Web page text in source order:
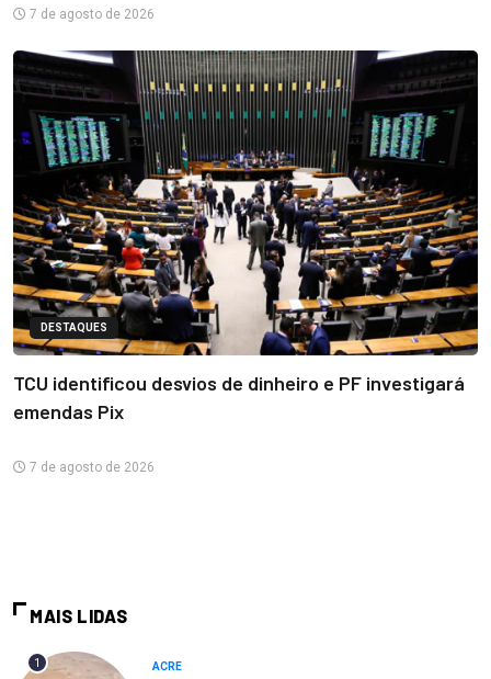
7 de agosto de 2026
DESTAQUES
TCU identificou desvios de dinheiro e PF investigará
emendas Pix
7 de agosto de 2026
MAIS LIDAS
1 ACRE